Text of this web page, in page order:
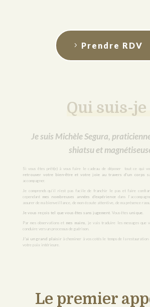
Prendre RDV
Qui suis-je
Je suis Michèle Segura,
shiatsu et
Si vous êtes prêt(e) à vous faire le cadeau de déposer tout ce qui
retrouver votre bien-être et votre joie au travers d’un corps
accompagner.
Je comprends qu’il n’est pas facile de franchir le pas et faire
cependantmes nombreuses années d’expérience dans
assurer de ma bienveillance, de mon écoute attentive, de ma présence
Je vous reçois tel que vous êtes sans jugement. Vous êtesunique.
Par mes observations et mes mains
, je vais traduire les messages que
conduire vers un processus de guérison.
J’ai un grand plaisir à cheminer à vos cotés le temps de la
votre paix intérieure.
Le premier